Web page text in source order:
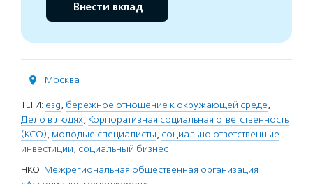
Внести вклад
Москва
ТЕГИ: esg, бережное отношение к окружающей среде,
Дело в людях, Корпоративная социальная ответственность
(КСО), молодые специалисты, социально ответственные
инвестиции, социальный бизнес
НКО: Межрегиональная общественная организация